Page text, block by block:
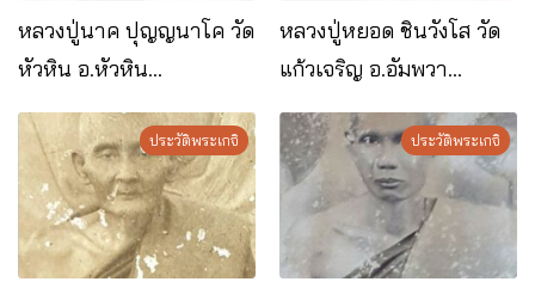
หลวงปู่นาค ปุญญนาโค วัด
หัวหิน อ.หัวหิน
จ.ประจวบคีรีขันธ์
หลวงปู่หยอด ชินวังโส วัด
แก้วเจริญ อ.อัมพวา
จ.สมุทรสงคราม
ประวัติพระเกจิ ประวัติพระเกจิ